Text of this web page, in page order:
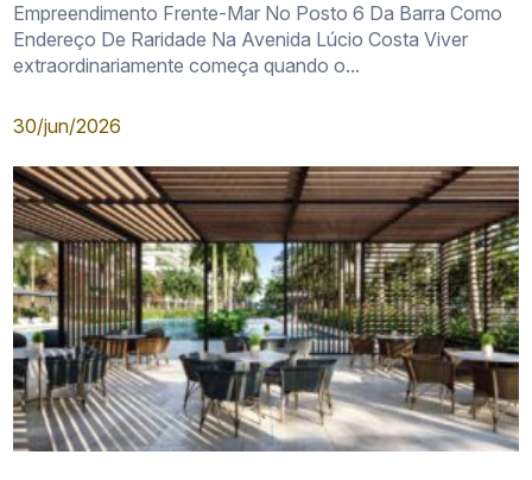
Empreendimento Frente-Mar No Posto 6 Da Barra Como
Endereço De Raridade Na Avenida Lúcio Costa Viver
extraordinariamente começa quando o...
30/jun/2026